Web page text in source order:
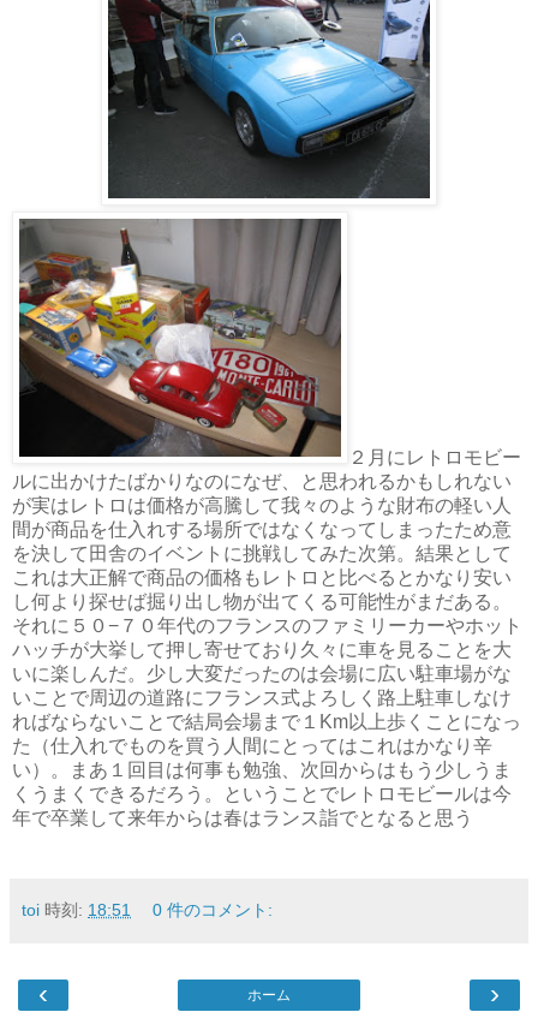
２月にレトロモビー
ルに出かけたばかりなのになぜ、と思われるかもしれない
が実はレトロは価格が高騰して我々のような財布の軽い人
間が商品を仕入れする場所ではなくなってしまったため意
を決して田舎のイベントに挑戦してみた次第。結果として
これは大正解で商品の価格もレトロと比べるとかなり安い
し何より探せば掘り出し物が出てくる可能性がまだある。
それに５０−７０年代のフランスのファミリーカーやホット
ハッチが大挙して押し寄せており久々に車を見ることを大
いに楽しんだ。少し大変だったのは会場に広い駐車場がな
いことで周辺の道路にフランス式よろしく路上駐車しなけ
ればならないことで結局会場まで１Km以上歩くことになっ
た（仕入れでものを買う人間にとってはこれはかなり辛
い）。まあ１回目は何事も勉強、次回からはもう少しうま
くうまくできるだろう。ということでレトロモビールは今
年で卒業して来年からは春はランス詣でとなると思う
toi 時刻: 18:51 0 件のコメント:
‹ ›
ホーム